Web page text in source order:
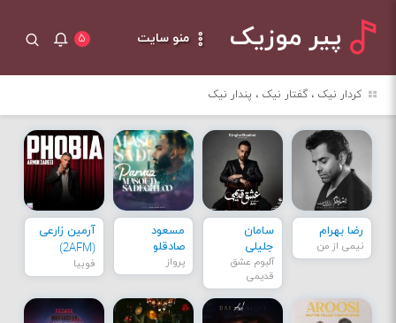
پیر موزیک منو سایت ۵
کردار نیک ، گفتار نیک ، پندار نیک
رضا بهرام
نیمی از من
سامان
جلیلی
آلبوم عشق
قدیمی
مسعود
صادقلو
پرواز
آرمین زارعی
(2AFM)
فوبیا